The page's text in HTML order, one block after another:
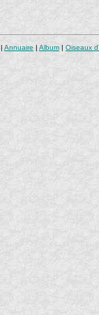
| Annuaire | Album | Oiseaux